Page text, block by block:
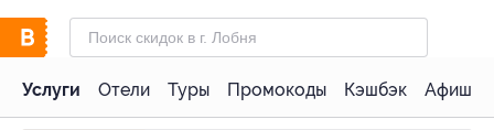
Услуги Отели Туры Промокоды Кэшбэк Афиша